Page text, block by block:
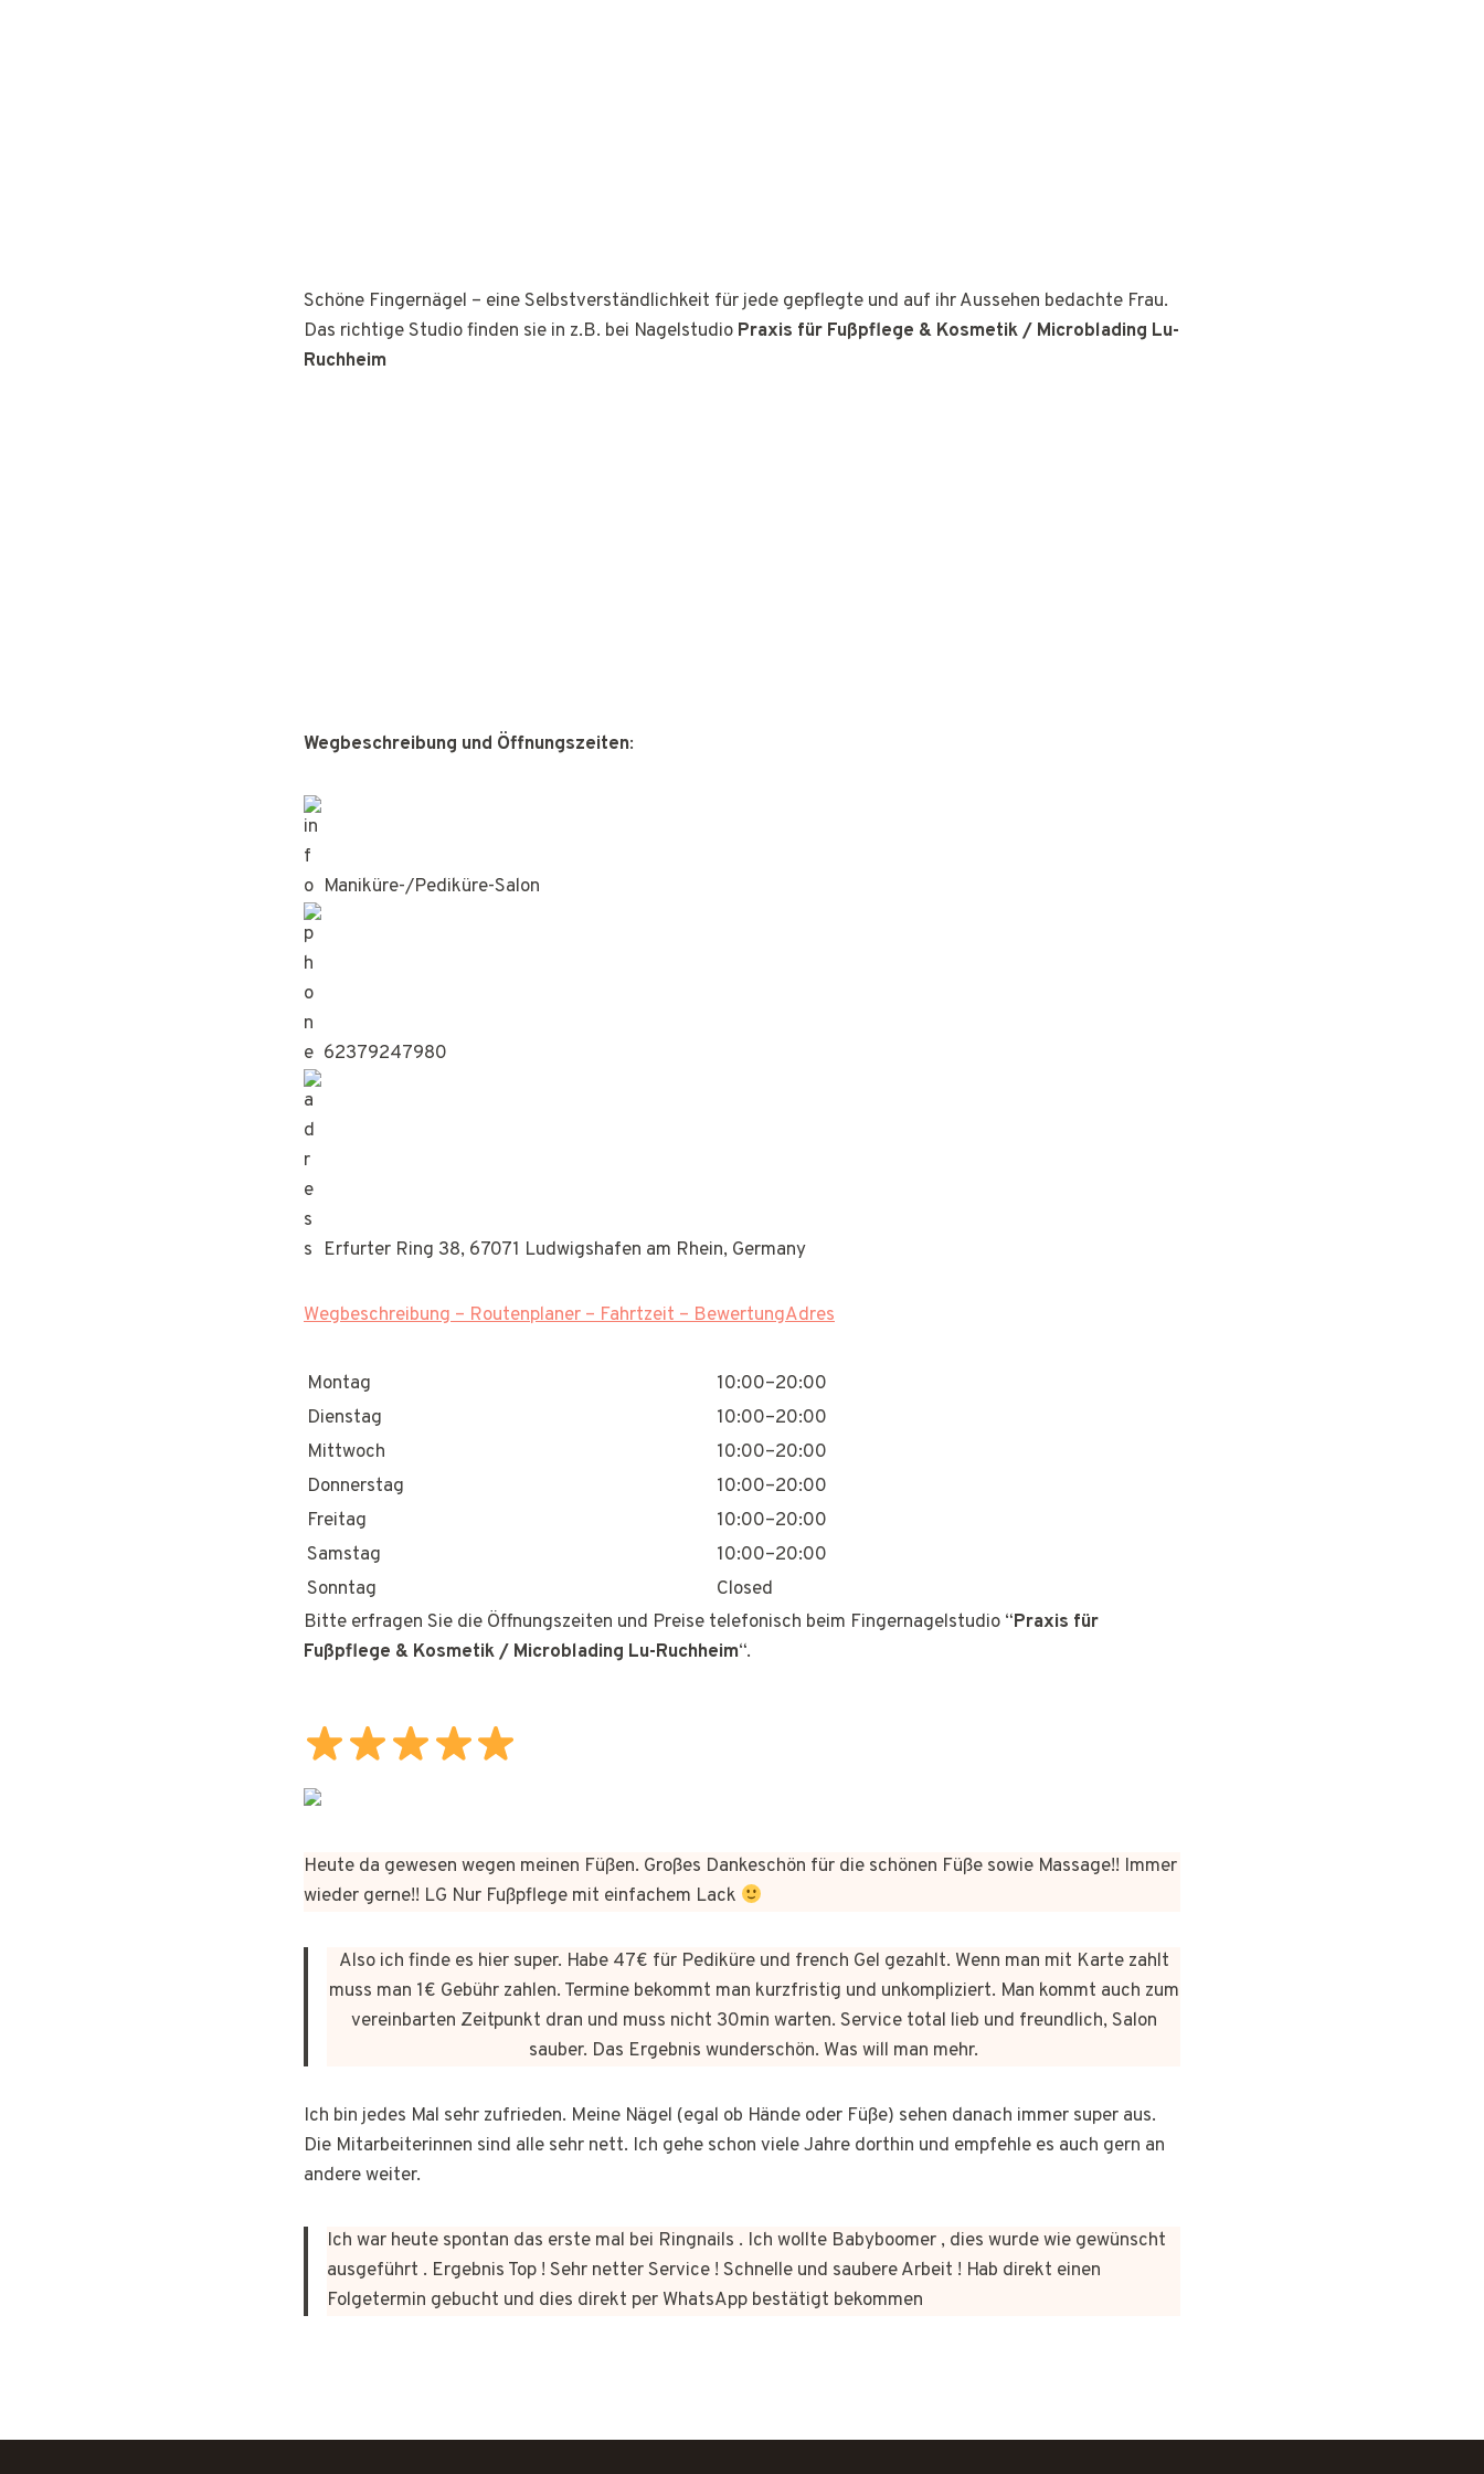
Schöne Fingernägel – eine Selbstverständlichkeit für jede gepflegte und auf ihr Aussehen bedachte Frau.
Das richtige Studio finden sie in z.B. bei Nagelstudio Praxis für Fußpflege & Kosmetik / Microblading Lu-
Ruchheim
Wegbeschreibung und Öffnungszeiten:
Maniküre-/Pediküre-Salon
62379247980
Erfurter Ring 38, 67071 Ludwigshafen am Rhein, Germany
Wegbeschreibung – Routenplaner – Fahrtzeit – BewertungAdres
Montag
10:00–20:00
Dienstag
10:00–20:00
Mittwoch
10:00–20:00
Donnerstag
10:00–20:00
Freitag
10:00–20:00
Samstag
10:00–20:00
Sonntag
Closed
Bitte erfragen Sie die Öffnungszeiten und Preise telefonisch beim Fingernagelstudio “Praxis für
Fußpflege & Kosmetik / Microblading Lu-Ruchheim“.
Heute da gewesen wegen meinen Füßen. Großes Dankeschön für die schönen Füße sowie Massage!! Immer
wieder gerne!! LG Nur Fußpflege mit einfachem Lack
Also ich finde es hier super. Habe 47€ für Pediküre und french Gel gezahlt. Wenn man mit Karte zahlt
muss man 1€ Gebühr zahlen. Termine bekommt man kurzfristig und unkompliziert. Man kommt auch zum
vereinbarten Zeitpunkt dran und muss nicht 30min warten. Service total lieb und freundlich, Salon
sauber. Das Ergebnis wunderschön. Was will man mehr.
Ich bin jedes Mal sehr zufrieden. Meine Nägel (egal ob Hände oder Füße) sehen danach immer super aus.
Die Mitarbeiterinnen sind alle sehr nett. Ich gehe schon viele Jahre dorthin und empfehle es auch gern an
andere weiter.
Ich war heute spontan das erste mal bei Ringnails . Ich wollte Babyboomer , dies wurde wie gewünscht
ausgeführt . Ergebnis Top ! Sehr netter Service ! Schnelle und saubere Arbeit ! Hab direkt einen
Folgetermin gebucht und dies direkt per WhatsApp bestätigt bekommen